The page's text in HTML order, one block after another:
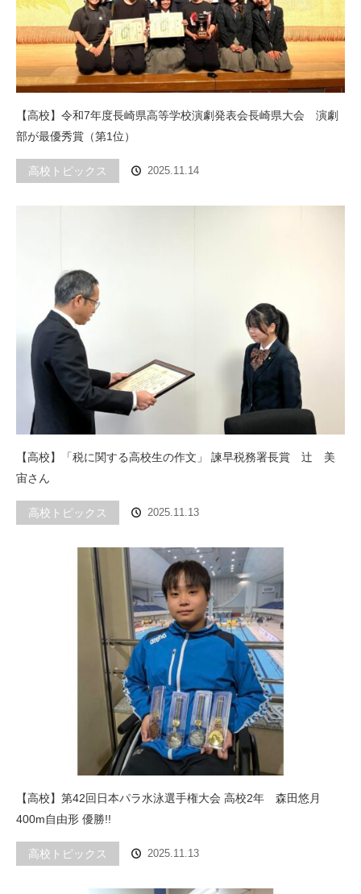
【高校】令和7年度長崎県高等学校演劇発表会長崎県大会 演劇
部が最優秀賞（第1位）
高校トピックス 2025.11.14
【高校】「税に関する高校生の作文」 諫早税務署長賞 辻 美
宙さん
高校トピックス 2025.11.13
【高校】第42回日本パラ水泳選手権大会 高校2年 森田悠月
400m自由形 優勝!!
高校トピックス 2025.11.13